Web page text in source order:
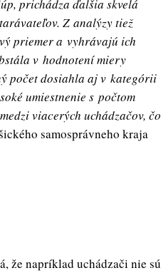
prichádza ďalšia skvelá
Z analýzy tiež
priemer a vyhrávajú ich
v hodnotení miery
počet dosiahla aj v kategórii
umiestnenie s počtom
viacerých uchádzačov, čo
samosprávneho kraja
že napríklad uchádzači nie sú